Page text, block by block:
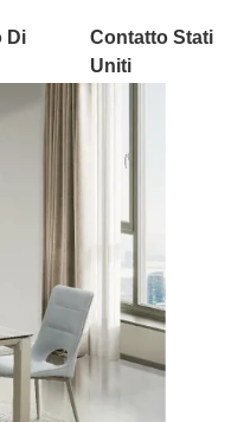
Di
Contatto Stati
Uniti